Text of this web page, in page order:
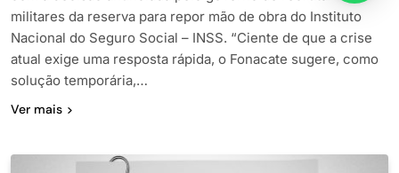
militares da reserva para repor mão de obra do Instituto
Nacional do Seguro Social – INSS. “Ciente de que a crise
atual exige uma resposta rápida, o Fonacate sugere, como
solução temporária,…
Ver mais